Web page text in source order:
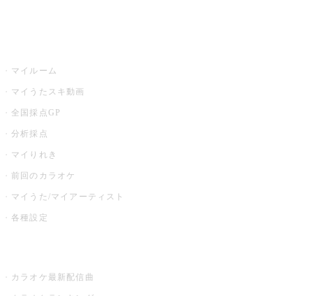
マイルーム
マイうたスキ動画
全国採点GP
分析採点
マイりれき
前回のカラオケ
マイうた/マイアーティスト
各種設定
カラオケ最新配信曲